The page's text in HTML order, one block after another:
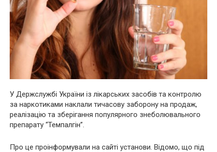
У Держслужбі України із лікарських засобів та контролю
за наркотиками наклали тичасову заборону на продаж,
реалізацію та зберігання популярного знеболювального
препарату “Темпалгін”.
Про це проінформували на сайті установи. Відомо, що під